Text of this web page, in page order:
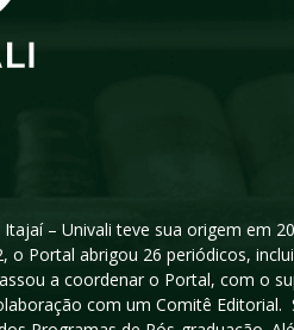
– Univali teve sua origem em
o Portal abrigou 26 periódicos,
a coordenar o Portal, com o
com um Comitê